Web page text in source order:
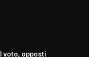
voto, opposti